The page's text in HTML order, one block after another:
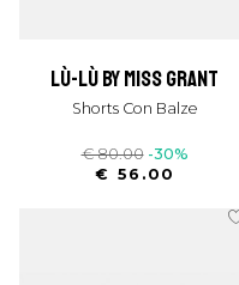
lù-lù by miss grant
Shorts Con Balze
€ 80.00 -30%
€ 56.00